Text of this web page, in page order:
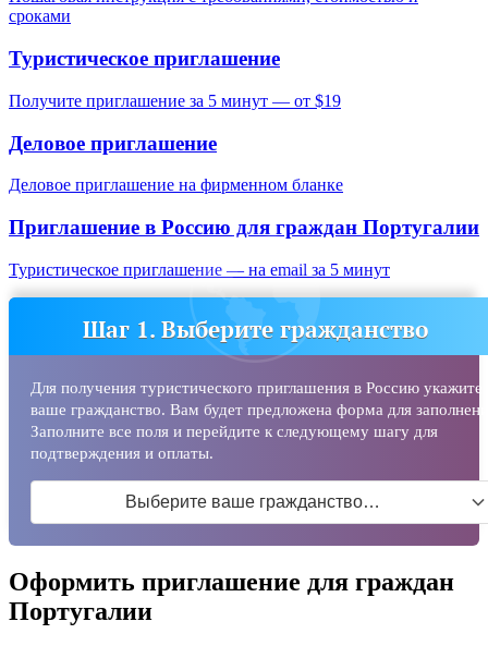
сроками
Туристическое приглашение
Получите приглашение за 5 минут — от $19
Деловое приглашение
Деловое приглашение на фирменном бланке
Приглашение в Россию для граждан Португалии
Туристическое приглашение — на email за 5 минут
Шаг 1. Выберите гражданство
Для получения туристического приглашения в Россию укажите
ваше гражданство. Вам будет предложена форма для
Заполните все поля и перейдите к следующему шагу для
подтверждения и оплаты.
Выберите ваше гражданство…
Оформить приглашение для граждан
Португалии